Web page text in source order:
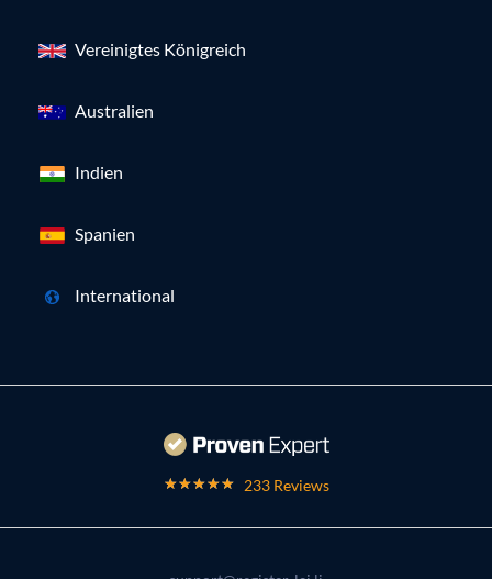
Vereinigtes Königreich
Australien
Indien
Spanien
International
233 Reviews